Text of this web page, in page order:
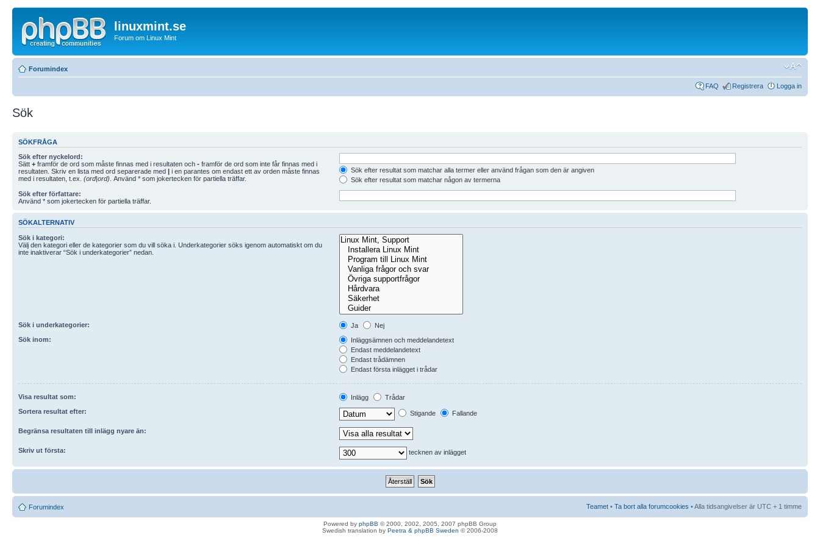
linuxmint.se
Forum om Linux Mint
Forumindex
FAQ Registrera Logga in
Sök
SÖKFRÅGA
Sök efter nyckelord:
Sätt + framför de ord som måste finnas med i resultaten och - framför de ord som inte får finnas med i
resultaten. Skriv en lista med ord separerade med | i en parantes om endast ett av orden måste finnas
med i resultaten, t.ex. (ord|ord) . Använd * som jokertecken för partiella träffar.
Sök efter resultat som matchar alla termer eller använd frågan som den är angiven
Sök efter resultat som matchar någon av termerna
Sök efter författare:
Använd * som jokertecken för partiella träffar.
SÖKALTERNATIV
Sök i kategori:
Välj den kategori eller de kategorier som du vill söka i. Underkategorier söks igenom automatiskt om du
inte inaktiverar “Sök i underkategorier” nedan.
Sök i underkategorier: Ja
Nej
Sök inom:
Inläggsämnen och meddelandetext
Endast meddelandetext
Endast trådämnen
Endast första inlägget i trådar
Visa resultat som: Inlägg
Trådar
Sortera resultat efter:
Stigande Fallande
Begränsa resultaten till inlägg nyare än:
Skriv ut första: tecknen av inlägget
Forumindex Teamet • Ta bort alla forumcookies • Alla tidsangivelser är UTC + 1 timme
Powered by phpBB © 2000, 2002, 2005, 2007 phpBB Group
Swedish translation by Peetra & phpBB Sweden © 2006-2008